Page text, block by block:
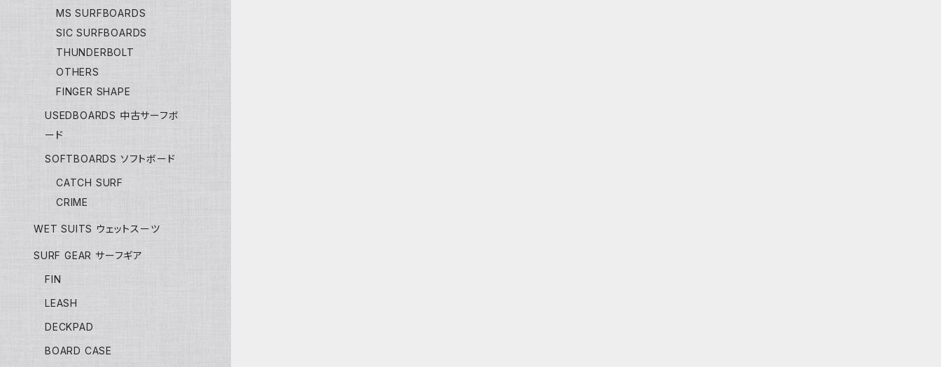
MS SURFBOARDS
SIC SURFBOARDS
THUNDERBOLT
OTHERS
FINGER SHAPE
USEDBOARDS 中古サーフボ
ード
SOFTBOARDS ソフトボード
CATCH SURF
CRIME
WET SUITS ウェットスーツ
SURF GEAR サーフギア
FIN
LEASH
DECKPAD
BOARD CASE